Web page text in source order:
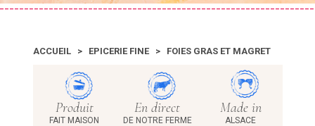
ACCUEIL> EPICERIE FINE> FOIES GRAS ET MAGRET
Produit
FAIT MAISON
En direct
DE NOTRE FERME
Made in
ALSACE